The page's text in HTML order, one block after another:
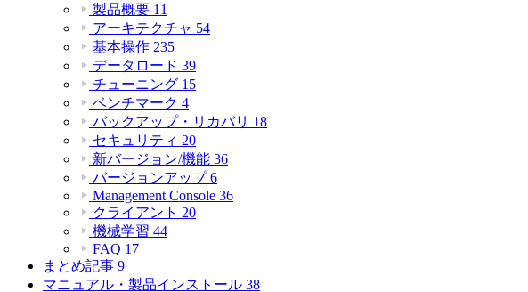
製品概要 11
アーキテクチャ 54
基本操作 235
データロード 39
チューニング 15
ベンチマーク 4
バックアップ・リカバリ 18
セキュリティ 20
新バージョン/機能 36
バージョンアップ 6
Management Console 36
クライアント 20
機械学習 44
FAQ 17
まとめ記事 9
マニュアル・製品インストール 38